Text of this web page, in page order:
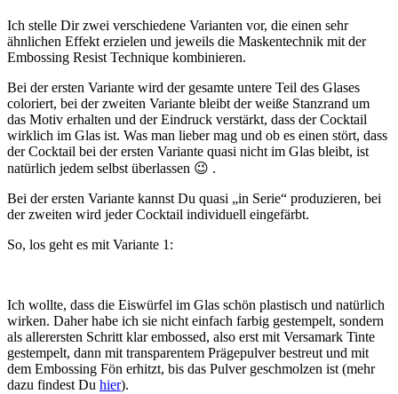
Ich stelle Dir zwei verschiedene Varianten vor, die einen sehr
ähnlichen Effekt erzielen und jeweils die Maskentechnik mit der
Embossing Resist Technique kombinieren.
Bei der ersten Variante wird der gesamte untere Teil des Glases
coloriert, bei der zweiten Variante bleibt der weiße Stanzrand um
das Motiv erhalten und der Eindruck verstärkt, dass der Cocktail
wirklich im Glas ist. Was man lieber mag und ob es einen stört, dass
der Cocktail bei der ersten Variante quasi nicht im Glas bleibt, ist
natürlich jedem selbst überlassen 😉 .
Bei der ersten Variante kannst Du quasi „in Serie“ produzieren, bei
der zweiten wird jeder Cocktail individuell eingefärbt.
So, los geht es mit Variante 1:
Ich wollte, dass die Eiswürfel im Glas schön plastisch und natürlich
wirken. Daher habe ich sie nicht einfach farbig gestempelt, sondern
als allerersten Schritt klar embossed, also erst mit Versamark Tinte
gestempelt, dann mit transparentem Prägepulver bestreut und mit
dem Embossing Fön erhitzt, bis das Pulver geschmolzen ist (mehr
dazu findest Du hier).